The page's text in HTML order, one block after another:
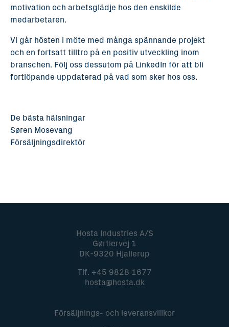
motivation och arbetsglädje hos den enskilde
medarbetaren.
Vi går hösten i möte med många spännande projekt
och en fortsatt tilltro på en positiv utveckling inom
branschen. Följ oss dessutom på LinkedIn för att bli
fortlöpande uppdaterad på vad som sker hos oss.
De bästa hälsningar
Søren Mosevang
Försäljningsdirektör
Hosta Industries A/S
Gørtlervej 1
DK-9320 Hjallerup
Tlf. +45 9828 1677
hosta@hosta.dk
Försäljnings- och leveransvillkor